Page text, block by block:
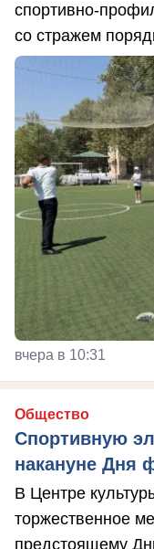
спортивно-
со стражем
вчера в 10:31
Общество
Спортивную
накануне Дня
В Центре
торжественное
предстоящему